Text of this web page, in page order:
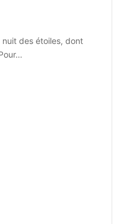
nuit des étoiles, dont